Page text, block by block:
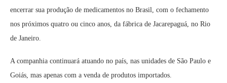
encerrar sua produção de medicamentos no Brasil, com o fechamento
nos próximos quatro ou cinco anos, da fábrica de Jacarepaguá, no Rio
de Janeiro.
A companhia continuará atuando no país, nas unidades de São Paulo e
Goiás, mas apenas com a venda de produtos importados.